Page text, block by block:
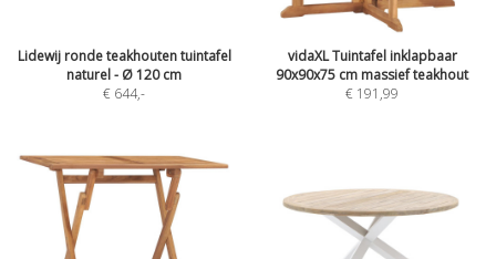
Lidewij ronde teakhouten tuintafel
naturel - Ø 120 cm
€ 644,-
vidaXL Tuintafel inklapbaar
90x90x75 cm massief teakhout
€ 191,99